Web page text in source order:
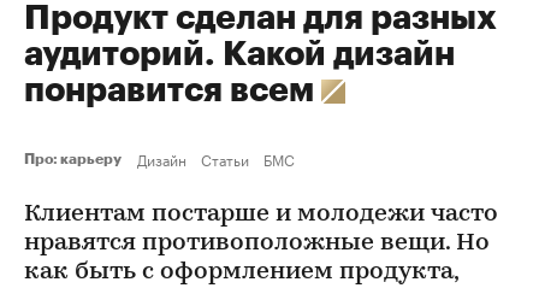
Продукт сделан для разных
аудиторий. Какой дизайн
понравится всем
Про: карьеру Дизайн Статьи БМС
Клиентам постарше и молодежи часто
нравятся противоположные вещи. Но
как быть с оформлением продукта,